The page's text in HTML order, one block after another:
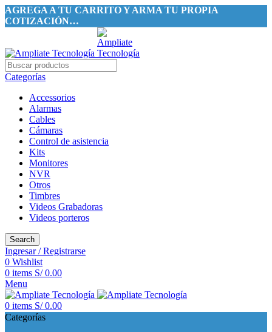
AGREGA A TU CARRITO Y ARMA TU PROPIA
COTIZACIÓN…
Categorías
Accessorios
Alarmas
Cables
Cámaras
Control de asistencia
Kits
Monitores
NVR
Otros
Timbres
Videos Grabadoras
Videos porteros
Search
Ingresar / Registrarse
0 Wishlist
0 items S/0.00
Menu
0 items S/0.00
Categorías